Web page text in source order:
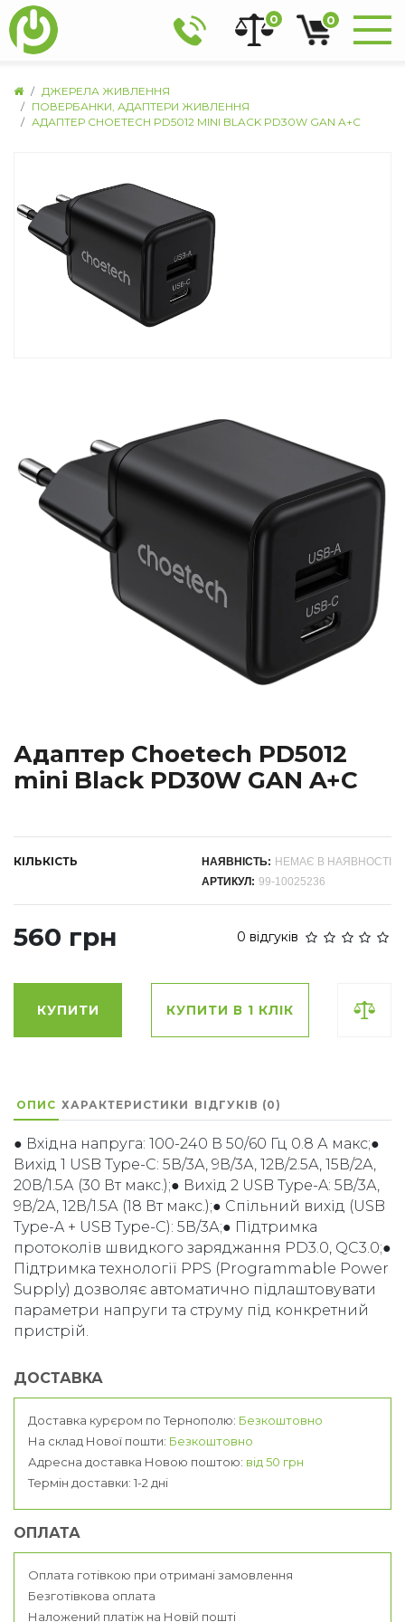
0 0
ДЖЕРЕЛА ЖИВЛЕННЯ
ПОВЕРБАНКИ, АДАПТЕРИ ЖИВЛЕННЯ
АДАПТЕР CHOETECH PD5012 MINI BLACK PD30W GAN A+C
Адаптер Choetech PD5012
mini Black PD30W GAN A+C
КІЛЬКІСТЬ НАЯВНІСТЬ: НЕМАЄ В НАЯВНОСТІ
АРТИКУЛ: 99-10025236
560 грн 0 відгуків
КУПИТИ КУПИТИ В 1 КЛІК
ОПИС ХАРАКТЕРИСТИКИ ВІДГУКІВ (0)
● Вхідна напруга: 100-240 В 50/60 Гц 0.8 А макс;●
Вихід 1 USB Type-C: 5В/3А, 9В/3А, 12В/2.5А, 15В/2А,
20В/1.5А (30 Вт макс.);● Вихід 2 USB Type-A: 5В/3А,
9В/2А, 12В/1.5А (18 Вт макс.);● Спільний вихід (USB
Type-A + USB Type-C): 5В/3А;● Підтримка
протоколів швидкого заряджання PD3.0, QC3.0;●
Підтримка технології PPS (Programmable Power
Supply) дозволяє автоматично підлаштовувати
параметри напруги та струму під конкретний
пристрій.
ДОСТАВКА
Доставка курєром по Тернополю: Безкоштовно
На склад Нової пошти: Безкоштовно
Адресна доставка Новою поштою: від 50 грн
Термін доставки: 1-2 дні
ОПЛАТА
Оплата готівкою при отримані замовлення
Безготівкова оплата
Наложений платіж на Новій пошті